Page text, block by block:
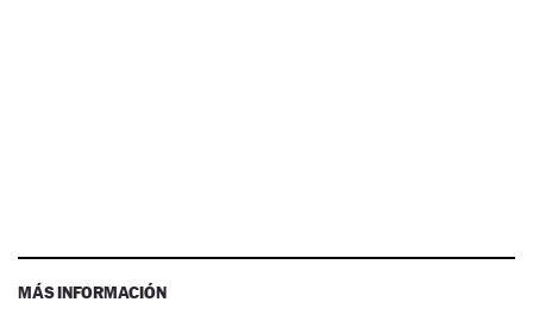
MÁS INFORMACIÓN